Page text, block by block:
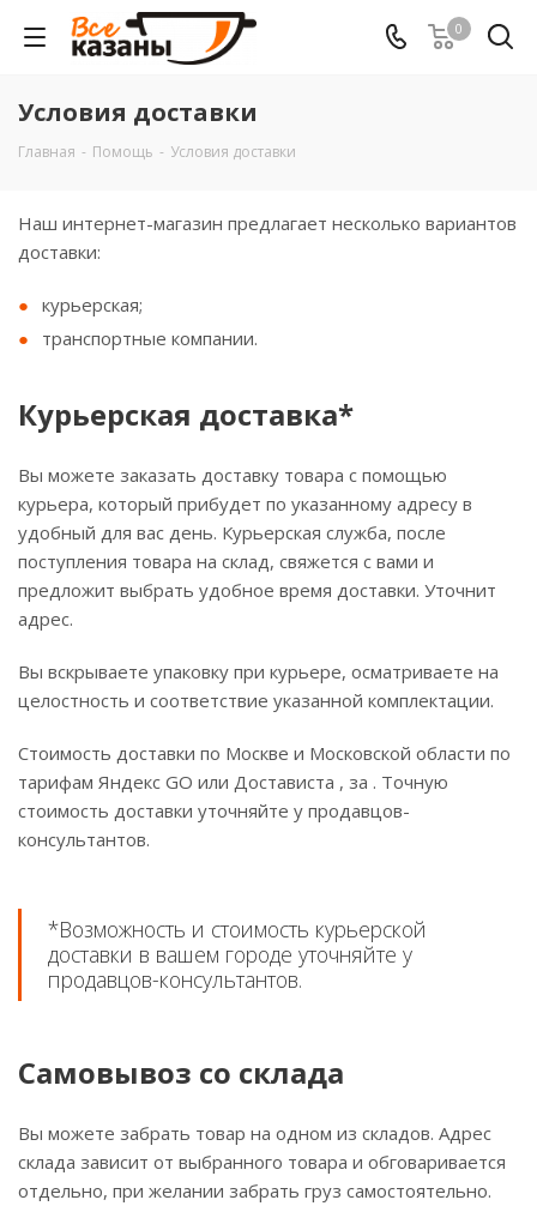
0
Условия доставки
Главная - Помощь - Условия доставки
Наш интернет-магазин предлагает несколько вариантов
доставки:
курьерская;
транспортные компании.
Курьерская доставка*
Вы можете заказать доставку товара с помощью
курьера, который прибудет по указанному адресу в
удобный для вас день. Курьерская служба, после
поступления товара на склад, свяжется с вами и
предложит выбрать удобное время доставки. Уточнит
адрес.
Вы вскрываете упаковку при курьере, осматриваете на
целостность и соответствие указанной комплектации.
Стоимость доставки по Москве и Московской области по
тарифам Яндекс GO или Достависта , за . Точную
стоимость доставки уточняйте у продавцов-
консультантов.
*Возможность и стоимость курьерской
доставки в вашем городе уточняйте у
продавцов-консультантов.
Самовывоз со склада
Вы можете забрать товар на одном из складов. Адрес
склада зависит от выбранного товара и обговаривается
отдельно, при желании забрать груз самостоятельно.